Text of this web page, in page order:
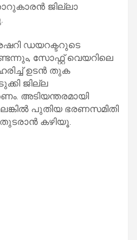
ജില്ലാ
ഡയറക്ടറുടെ
സോഫ്റ്റ് വെയറിലെ
ഉടൻ തുക
ജില്ല
അടിയന്തരമായി
പുതിയ ഭരണസമിതി
കഴിയൂ.